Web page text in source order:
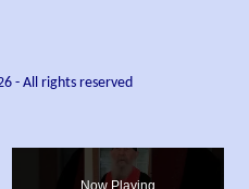
- All rights reserved
Now Playing